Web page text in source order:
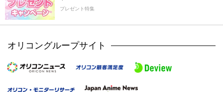
プレゼント特集
オリコングループサイト